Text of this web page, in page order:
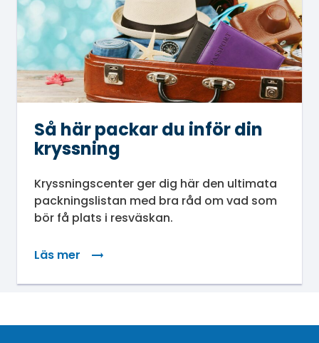
Så här packar du inför din
kryssning
Kryssningscenter ger dig här den ultimata
packningslistan med bra råd om vad som
bör få plats i resväskan.
Läs mer
: Så här packar du inför din kryssning